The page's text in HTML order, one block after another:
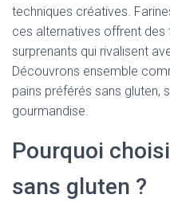
techniques créatives.
ces alternatives offrent
surprenants qui rivalisent
Découvrons ensemble
pains préférés sans gluten,
gourmandise.
Pourquoi
sans gluten ?